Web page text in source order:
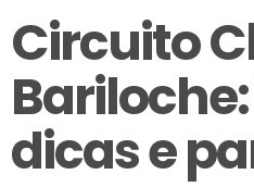
Circuito
dicas e